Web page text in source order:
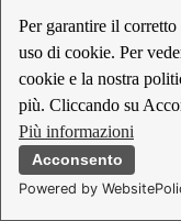
Per garantire il
uso di cookie. Per
cookie e la nostra
più. Cliccando su
Più informazioni
Acconsento
Powered by
Inverter
Kit per
Moduli
Sistemi di
Strumenti
fotovoltaici
Supporti
Geotermia